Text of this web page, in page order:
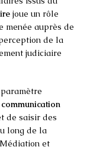
joue un rôle
menée auprès de
de la
judiciaire
de saisir des
long de la
et